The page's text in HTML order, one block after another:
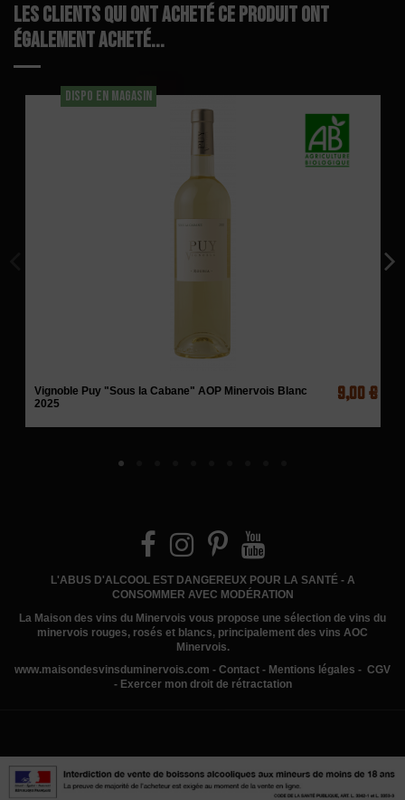
Les clients qui ont acheté ce produit ont
également acheté...
DISPO EN MAGASIN
Vignoble Puy "Sous la Cabane" AOP Minervois Blanc
2025
9,00 €
L'ABUS D'ALCOOL EST DANGEREUX POUR LA SANTÉ - A
CONSOMMER AVEC MODÉRATION
La Maison des vins du Minervois vous propose une sélection de vins du
minervois rouges, rosés et blancs, principalement des vins AOC
Minervois.
www.maisondesvinsduminervois.com - Contact - Mentions légales - CGV
- Exercer mon droit de rétractation